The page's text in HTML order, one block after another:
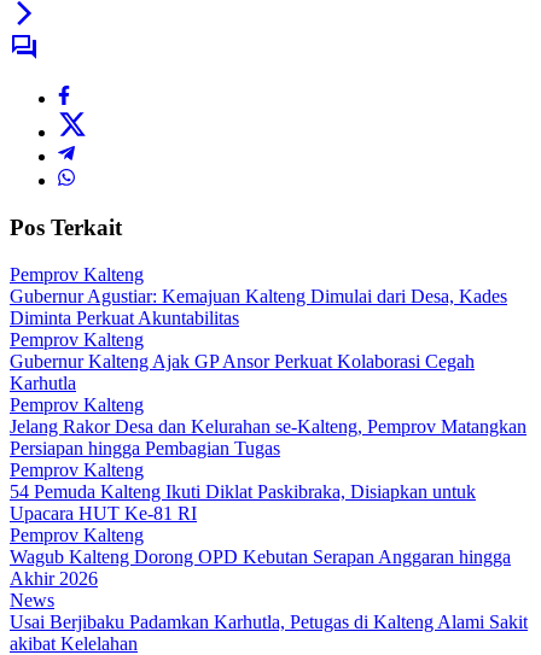
Pos Terkait
Pemprov Kalteng
Gubernur Agustiar: Kemajuan Kalteng Dimulai dari Desa, Kades
Diminta Perkuat Akuntabilitas
Pemprov Kalteng
Gubernur Kalteng Ajak GP Ansor Perkuat Kolaborasi Cegah
Karhutla
Pemprov Kalteng
Jelang Rakor Desa dan Kelurahan se-Kalteng, Pemprov Matangkan
Persiapan hingga Pembagian Tugas
Pemprov Kalteng
54 Pemuda Kalteng Ikuti Diklat Paskibraka, Disiapkan untuk
Upacara HUT Ke-81 RI
Pemprov Kalteng
Wagub Kalteng Dorong OPD Kebutan Serapan Anggaran hingga
Akhir 2026
News
Usai Berjibaku Padamkan Karhutla, Petugas di Kalteng Alami Sakit
akibat Kelelahan